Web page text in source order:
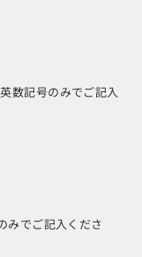
記号のみでご記入
でご記入くださ